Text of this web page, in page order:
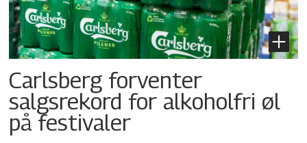
Carlsberg forventer
salgsrekord for alkoholfri øl
på festivaler